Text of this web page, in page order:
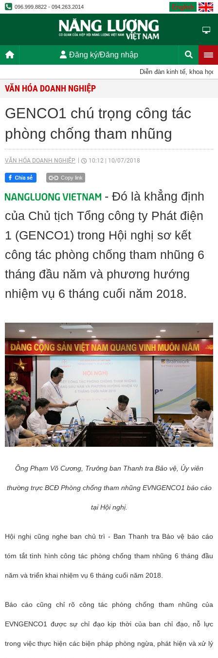
096.999.8822 - 094.263.2014 English
Đăng ký/Đăng nhập
Diễn đàn kinh tế, khoa học,
VĂN HÓA DOANH NGHIỆP
GENCO1 chú trọng công tác
phòng chống tham nhũng
VĂN HÓA DOANH NGHIỆP 10:12 10/07/2018
Copy link
- Đó là khẳng định
của Chủ tịch Tổng công ty Phát điện
1 (GENCO1) trong Hội nghị sơ kết
công tác phòng chống tham nhũng 6
tháng đầu năm và phương hướng
nhiệm vụ 6 tháng cuối năm 2018.
Ông Phạm Võ Cương, Trưởng ban Thanh tra Bảo vệ, Ủy viên
thường trực BCĐ Phòng chống tham nhũng EVNGENCO1 báo cáo
tại Hội nghị.
Hội nghị cũng nghe ban chủ trì - Ban Thanh tra Bảo vệ báo cáo
tóm tắt tình hình công tác phòng chống tham nhũng 6 tháng đầu
năm và triển khai nhiệm vụ 6 tháng cuối năm 2018.
Báo cáo cũng chỉ rõ công tác phòng chống tham nhũng của
EVNGENCO1 được sự chỉ đạo kịp thời của ban chỉ đạo, nỗ lực
trong việc thực hiện các biện pháp phòng ngừa, phát hiện và xử lý